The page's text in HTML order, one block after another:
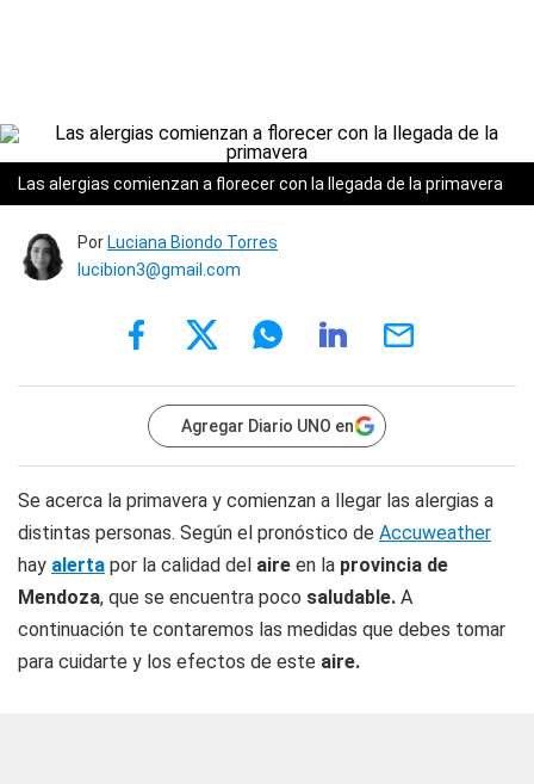
Las alergias comienzan a florecer con la llegada de la primavera
Por Luciana Biondo Torres
lucibion3@gmail.com
Agregar Diario UNO en
Se acerca la primavera y comienzan a llegar las alergias a
distintas personas. Según el pronóstico de Accuweather
hay alerta por la calidad del aire en la provincia de
Mendoza, que se encuentra poco saludable. A
continuación te contaremos las medidas que debes tomar
para cuidarte y los efectos de este aire.